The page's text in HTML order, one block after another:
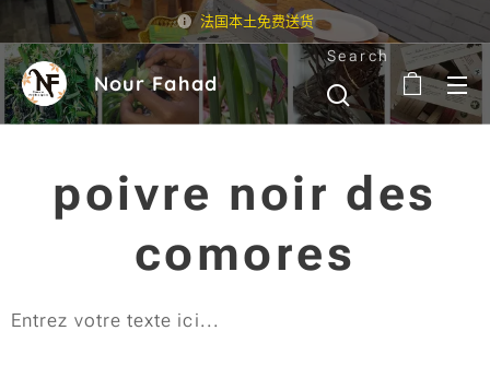
法国本土免费送货
Nour Fahad
Search
poivre noir des
comores
Entrez votre texte ici...